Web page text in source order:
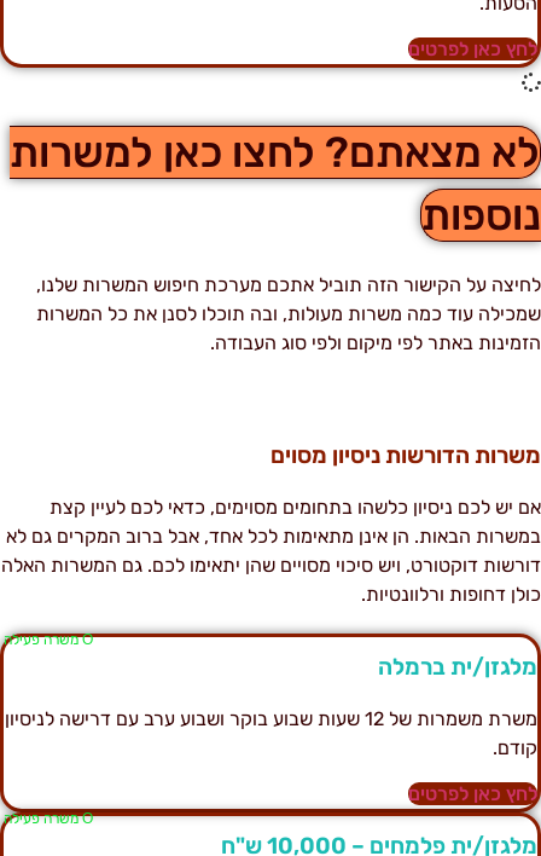
כאן לפרטים
מצאתם? לחצו כאן למשרות
על הקישור הזה תוביל אתכם מערכת חיפוש המשרות שלנו,
עוד כמה משרות מעולות, ובה תוכלו לסנן את כל המשרות
באתר לפי מיקום ולפי סוג העבודה.
הדורשות ניסיון מסוים
יש לכם ניסיון כלשהו בתחומים מסוימים, כדאי לכם לעיין קצת
הבאות. הן אינן מתאימות לכל אחד, אבל ברוב המקרים גם לא
דוקטורט, ויש סיכוי מסויים שהן יתאימו לכם. גם המשרות האלה
דחופות ורלוונטיות.
Ο משרה פעילה
ית ברמלה
משרת משמרות של 12 שעות שבוע בוקר ושבוע ערב עם דרישה לניסיון
כאן לפרטים
Ο משרה פעילה
ית פלמחים – 10,000 ש"ח